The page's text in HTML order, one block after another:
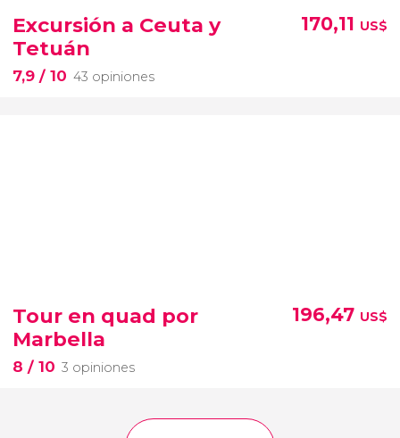
Excursión a Ceuta y
Tetuán
7,9 / 10 43 opiniones
170,11 US$
Tour en quad por
Marbella
8 / 10 3 opiniones
196,47 US$